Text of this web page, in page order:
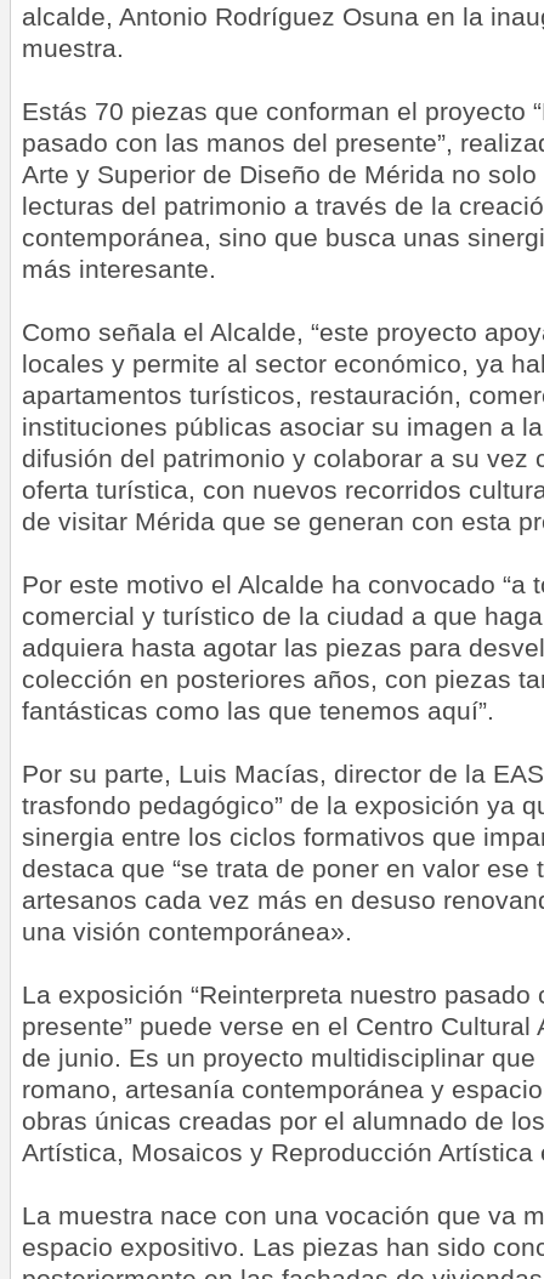
alcalde, Antonio Rodríguez Osuna en la
muestra.
Estás 70 piezas que conforman el proyecto
pasado con las manos del presente”,
Arte y Superior de Diseño de Mérida no
lecturas del patrimonio a través de la
contemporánea, sino que busca unas
más interesante.
Como señala el Alcalde, “este proyecto
locales y permite al sector económico, ya
apartamentos turísticos, restauración,
instituciones públicas asociar su imagen a
difusión del patrimonio y colaborar a su vez
oferta turística, con nuevos recorridos
de visitar Mérida que se generan con esta
Por este motivo el Alcalde ha convocado “a
comercial y turístico de la ciudad a que
adquiera hasta agotar las piezas para
colección en posteriores años, con piezas
fantásticas como las que tenemos aquí”.
Por su parte, Luis Macías, director de la
trasfondo pedagógico” de la exposición ya
sinergia entre los ciclos formativos que
destaca que “se trata de poner en valor ese
artesanos cada vez más en desuso
una visión contemporánea».
La exposición “Reinterpreta nuestro pasado
presente” puede verse en el Centro Cultural
de junio. Es un proyecto multidisciplinar
romano, artesanía contemporánea y
obras únicas creadas por el alumnado de
Artística, Mosaicos y Reproducción Artística
La muestra nace con una vocación que va
espacio expositivo. Las piezas han sido